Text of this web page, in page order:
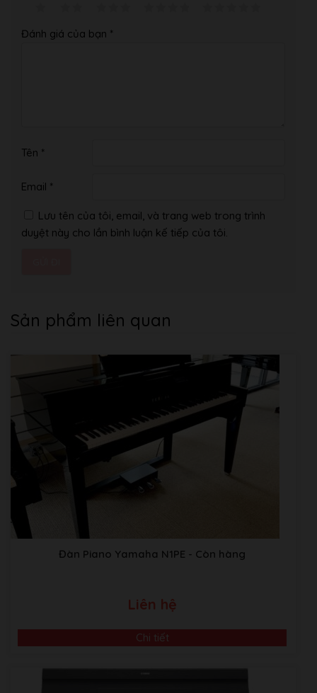
Đánh giá của bạn *
Tên *
Email *
Lưu tên của tôi, email, và trang web trong trình
duyệt này cho lần bình luận kế tiếp của tôi.
Sản phẩm liên quan
Đàn Piano Yamaha N1PE - Còn hàng
Liên hệ
Chi tiết